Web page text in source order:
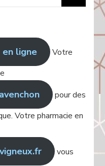
en ligne
Votre
pour des
Votre pharmacie en
vous